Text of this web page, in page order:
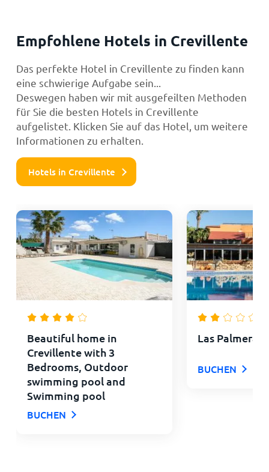
Empfohlene Hotels in Crevillente
Das perfekte Hotel in Crevillente zu finden kann
eine schwierige Aufgabe sein...
Deswegen haben wir mit ausgefeilten Methoden
für Sie die besten Hotels in Crevillente
aufgelistet. Klicken Sie auf das Hotel, um weitere
Informationen zu erhalten.
Hotels in Crevillente
Beautiful home in
Crevillente with 3
Bedrooms, Outdoor
swimming pool and
Swimming pool
BUCHEN
Las Palmeras
BUCHEN